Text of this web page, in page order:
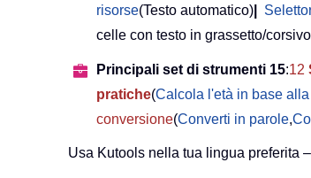
risorse(Testo automatico)
celle con testo in grassetto/
Principali set di strumenti 15:12
pratiche(Calcola l'età in base
conversione(Converti in parole,
Usa Kutools nella tua lingua preferita